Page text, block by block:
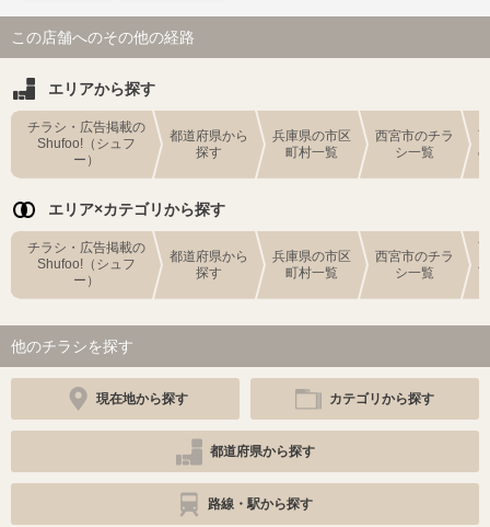
この店舗へのその他の経路
エリアから探す
チラシ・広告掲載の
Shufoo!（シュフ
ー）
都道府県から
探す
兵庫県の市区
町村一覧
西宮市のチラ
シ一覧
エリア×カテゴリから探す
チラシ・広告掲載の
Shufoo!（シュフ
ー）
都道府県から
探す
兵庫県の市区
町村一覧
西宮市のチラ
シ一覧
他のチラシを探す
現在地から探す カテゴリから探す
都道府県から探す
路線・駅から探す